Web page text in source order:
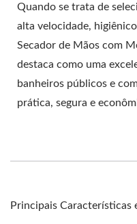
Quando se trata de
alta velocidade,
Secador de Mãos com
destaca como uma
banheiros públicos e
prática, segura e
Principais Características